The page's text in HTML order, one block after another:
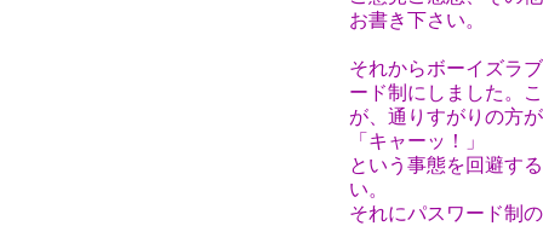
お書き下さい。
それからボーイズラ
ード制にしました。
が、通りすがりの方
「キャーッ！」
という事態を回避す
い。
それにパスワード制